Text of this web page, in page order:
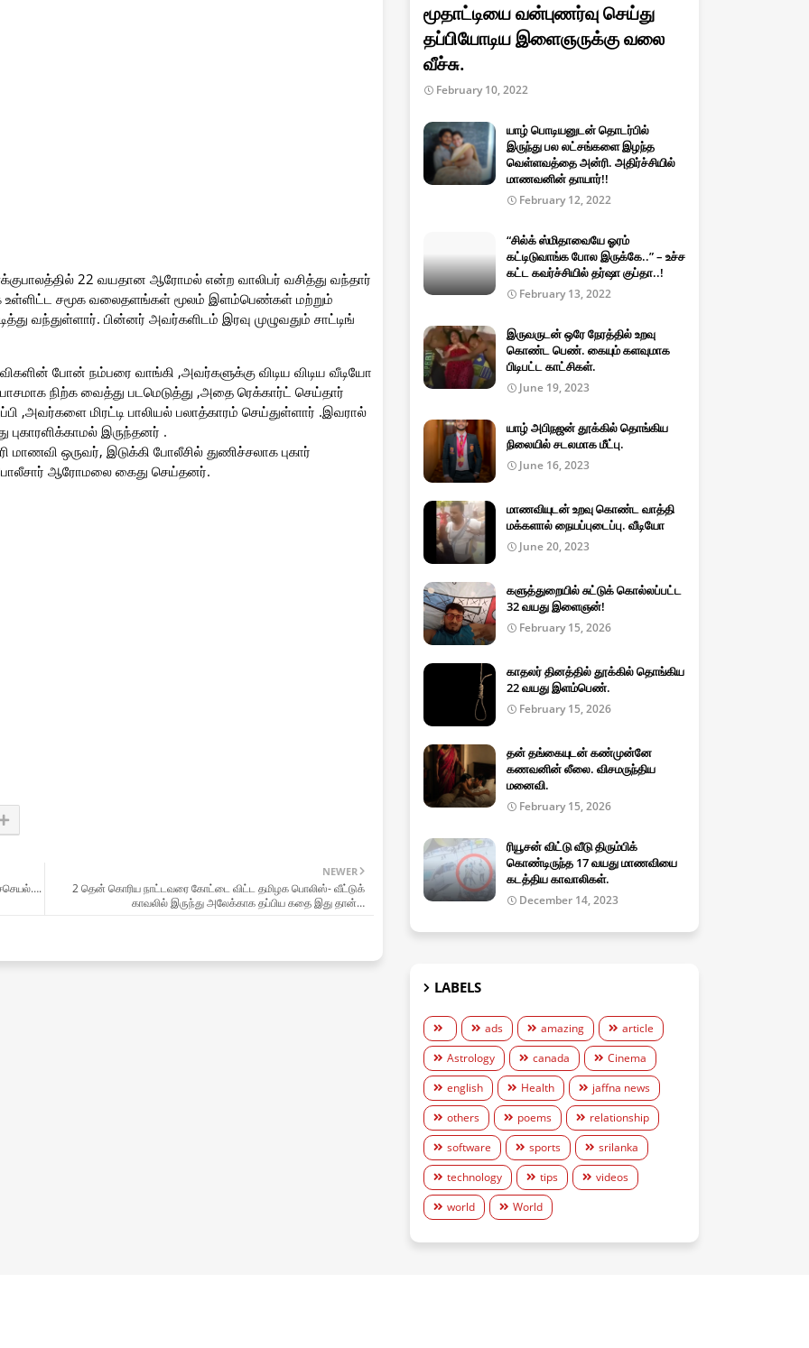
22 வயதான ஆரோமல் என்ற வாலிபர் வசித்து வந்தார்
உள்ளிட்ட சமூக வலைதளங்கள் மூலம் இளம்பெண்கள் மற்றும்
வந்துள்ளார். பின்னர் அவர்களிடம் இரவு முழுவதும் சாட்டிங்
போன் நம்பரை வாங்கி ,அவர்களுக்கு விடிய விடிய வீடியோ
நிற்க வைத்து படமெடுத்து ,அதை ரெக்கார்ட் செய்தார்
,அவர்களை மிரட்டி பாலியல் பலாத்காரம் செய்துள்ளார் .இவரால்
புகாரளிக்காமல் இருந்தனர் .
ஒருவர், இடுக்கி போலீசில் துணிச்சலாக புகார்
ஆரோமலை கைது செய்தனர்.
NEWER
2 தென் கொரிய நாட்டவரை கோட்டை விட்ட தமிழக பொலிஸ்- வீட்டுக்
காவலில் இருந்து அலேக்காக தப்பிய கதை இது தான்…
மூதாட்டியை வன்புணர்வு செய்து
தப்பியோடிய இளைஞருக்கு வலை
வீச்சு.
February 10, 2022
யாழ் பொடியனுடன் தொடர்பில்
இருந்து பல லட்சங்களை இழந்த
வெள்ளவத்தை அன்ரி. அதிர்ச்சியில்
மாணவனின் தாயார்!!
February 12, 2022
“சில்க் ஸ்மிதாவையே ஓரம்
கட்டிடுவாங்க போல இருக்கே..” – உச்ச
கட்ட கவர்ச்சியில் தர்ஷா குப்தா..!
February 13, 2022
இருவருடன் ஒரே நேரத்தில் உறவு
கொண்ட பெண். கையும் களவுமாக
பிடிபட்ட காட்சிகள்.
June 19, 2023
யாழ் அபிநஜன் தூக்கில் தொங்கிய
நிலையில் சடலமாக மீட்பு.
June 16, 2023
மாணவியுடன் உறவு கொண்ட வாத்தி
மக்களால் நையப்புடைப்பு. வீடியோ
June 20, 2023
களுத்துறையில் சுட்டுக் கொல்லப்பட்ட
32 வயது இளைஞன்!
February 15, 2026
காதலர் தினத்தில் தூக்கில் தொங்கிய
22 வயது இளம்பெண்.
February 15, 2026
தன் தங்கையுடன் கண்முன்னே
கணவனின் லீலை. விசமருந்திய
மனைவி.
February 15, 2026
ரியூசன் விட்டு வீடு திரும்பிக்
கொண்டிருந்த 17 வயது மாணவியை
கடத்திய காவாலிகள்.
December 14, 2023
LABELS
ads amazing
article
Astrology
canada
Cinema
english
Health
jaffna news
others
poems
relationship
software
sports
srilanka
technology
tips
videos
world
World